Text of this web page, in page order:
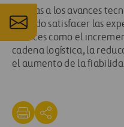
Gracias a los avances
logrado satisfacer las
avances como el
cadena logística, la
el aumento de la